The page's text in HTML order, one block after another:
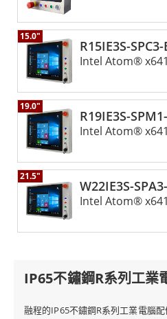
R15IE3S-SPC3-
15.0"
Intel Atom®
R19IE3S-
19.0"
Intel Atom®
W22IE3S-
21.5"
Intel Atom®
IP65不鏽鋼R系列工業
融程的IP65不鏽鋼R系列工業電腦